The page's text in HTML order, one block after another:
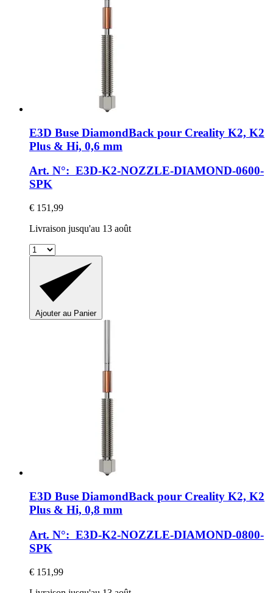
E3D Buse DiamondBack pour Creality K2, K2
Plus & Hi, 0,6 mm
Art. N°: E3D-K2-NOZZLE-DIAMOND-0600-
SPK
€ 151,99
Livraison jusqu'au 13 août
Ajouter au Panier
E3D Buse DiamondBack pour Creality K2, K2
Plus & Hi, 0,8 mm
Art. N°: E3D-K2-NOZZLE-DIAMOND-0800-
SPK
€ 151,99